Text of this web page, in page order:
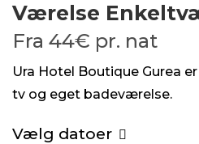
Værelse
Fra 44€ pr. nat
Ura Hotel Boutique Gurea
tv og eget badeværelse.
Vælg datoer